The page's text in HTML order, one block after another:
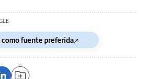
fuente preferida